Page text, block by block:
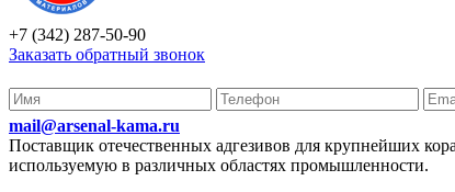
+7 (342) 287-50-90
Заказать обратный звонок
mail@arsenal-kama.ru
Поставщик отечественных адгезивов для крупнейших
используемую в различных областях промышленности.